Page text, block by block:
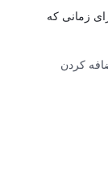
زمانی که
کردن